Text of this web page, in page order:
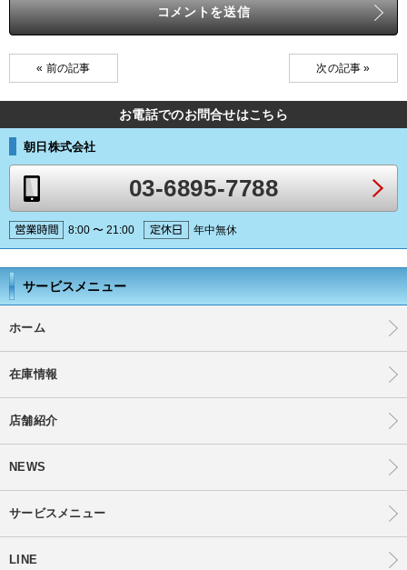
« 前の記事 次の記事 »
お電話でのお問合せはこちら
朝日株式会社
03-6895-7788
8:00 〜 21:00 年中無休
サービスメニュー
ホーム
在庫情報
店舗紹介
NEWS
サービスメニュー
LINE